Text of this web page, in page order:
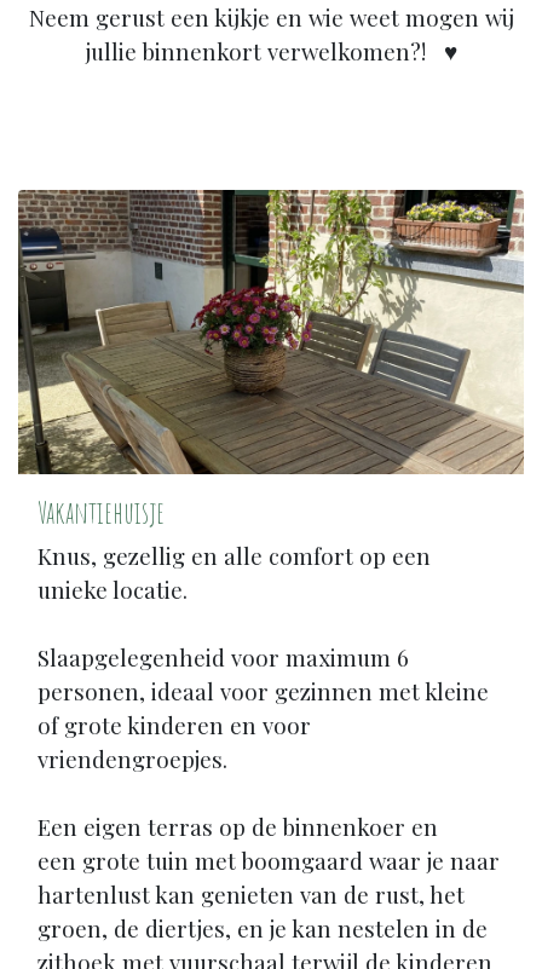
Neem gerust een kijkje en wie weet mogen wij
jullie binnenkort verwelkomen?! ♥
Vakantiehuisje
Knus, gezellig en alle comfort op een
unieke locatie.
Slaapgelegenheid voor maximum 6
personen, ideaal voor gezinnen met kleine
of grote kinderen en voor
vriendengroepjes.
Een eigen terras op de binnenkoer en
een grote tuin met boomgaard waar je naar
hartenlust kan genieten van de rust, het
groen, de diertjes, en je kan nestelen in de
zithoek met vuurschaal terwijl de kinderen